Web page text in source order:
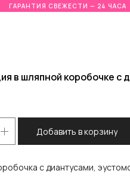
ГАРАНТИЯ СВЕЖЕСТИ — 24 ЧАСА
в шляпной коробочке с
Добавить в корзину
с диантусами,